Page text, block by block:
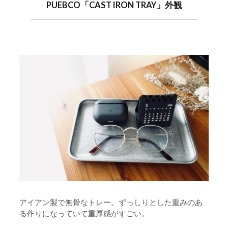
PUEBCO「CAST IRON TRAY」外観
アイアン製で無骨なトレー。ずっしりとした重みのあ
る作りになっていて重厚感がすごい。